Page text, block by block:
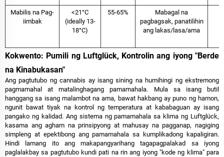
Mabilis na Pag-
iimbak
<21°C
(ideally 13-
18°C)
55-65%
Mabagal na
pagbagsak, panatilihin
ang lakas/lasa/ama
Kokwento: Pumili ng Luftglück, Kontrolin ang iyong "Berde
na Kinabukasan"
Ang pagtutubo ng cannabis ay isang sining na humihingi ng ekstremong
pagmamahal at matalinghagang pamamahala. Mula sa isang butil
hanggang sa isang malambot na ama, bawat hakbang ay puno ng hamon,
ngunit bawat tiyak na kontrol ng temperatura at kababaguan ay isang
pangako ng kalidad. Ang sistema ng pamamahala sa klima ng Luftglück,
kasama ang agham na prinsipyong at mahusay na pagganap, nagiging
simpleng at epektibong ang pamamahala sa kumplikadong kapaligiran.
Hindi lamang ito ang makapangyarihang tagapagpalakad sa iyong
paglalakbay sa pagtutubo kundi pati na rin ang iyong "kode ng klima" para